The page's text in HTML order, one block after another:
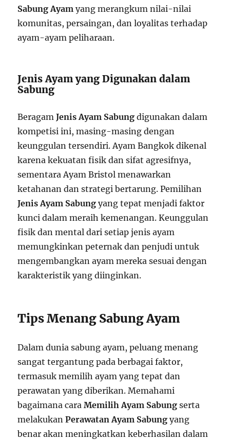
Sabung Ayam yang merangkum nilai-nilai
komunitas, persaingan, dan loyalitas terhadap
ayam-ayam peliharaan.
Jenis Ayam yang Digunakan dalam
Sabung
BeragamJenis Ayam Sabung digunakan dalam
kompetisi ini, masing-masing dengan
keunggulan tersendiri. Ayam Bangkok dikenal
karena kekuatan fisik dan sifat agresifnya,
sementara Ayam Bristol menawarkan
ketahanan dan strategi bertarung. Pemilihan
Jenis Ayam Sabung yang tepat menjadi faktor
kunci dalam meraih kemenangan. Keunggulan
fisik dan mental dari setiap jenis ayam
memungkinkan peternak dan penjudi untuk
mengembangkan ayam mereka sesuai dengan
karakteristik yang diinginkan.
Tips Menang Sabung Ayam
Dalam dunia sabung ayam, peluang menang
sangat tergantung pada berbagai faktor,
termasuk memilih ayam yang tepat dan
perawatan yang diberikan. Memahami
bagaimana caraMemilih Ayam Sabung serta
melakukanPerawatan Ayam Sabung yang
benar akan meningkatkan keberhasilan dalam